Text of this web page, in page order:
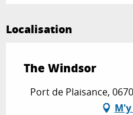
Localisation
The Windsor
Port de Plaisance,